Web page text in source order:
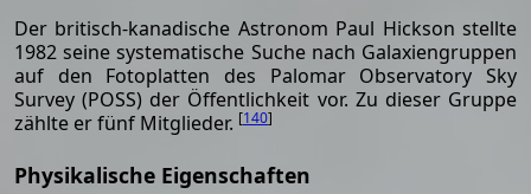
Der britisch-kanadische Astronom Paul Hickson stellte
1982 seine systematische Suche nach Galaxiengruppen
auf den Fotoplatten des Palomar Observatory Sky
Survey (POSS) der Öffentlichkeit vor. Zu dieser Gruppe
zählte er fünf Mitglieder. [140]
Physikalische Eigenschaften